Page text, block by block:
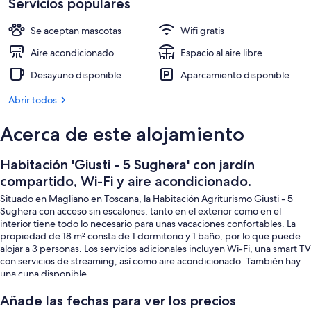
acondicionado.
Servicios populares
Se aceptan mascotas
Wifi gratis
Aire acondicionado
Espacio al aire libre
Desayuno disponible
Aparcamiento disponible
Abrir todos
Acerca de este alojamiento
Habitación 'Giusti - 5 Sughera' con jardín
compartido, Wi-Fi y aire acondicionado.
Situado en Magliano en Toscana, la Habitación Agriturismo Giusti - 5
Sughera con acceso sin escalones, tanto en el exterior como en el
interior tiene todo lo necesario para unas vacaciones confortables. La
propiedad de 18 m² consta de 1 dormitorio y 1 baño, por lo que puede
alojar a 3 personas. Los servicios adicionales incluyen Wi-Fi, una smart TV
con servicios de streaming, así como aire acondicionado. También hay
una cuna disponible.
"Acogedora casa de campo con jardín compartido, perfecta para
Añade las fechas para ver los precios